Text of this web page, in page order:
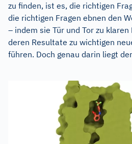
zu finden, ist es, die richtigen
die richtigen Fragen ebnen den
– indem sie Tür und Tor zu
deren Resultate zu wichtigen
führen. Doch genau darin liegt